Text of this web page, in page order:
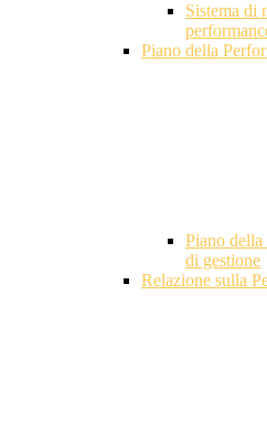
Sistema di
Piano della
Piano della
di gestione
Relazione sulla